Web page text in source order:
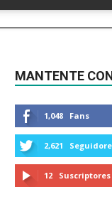
MANTENTE
1,048 Fans
2,621
12 Suscriptores